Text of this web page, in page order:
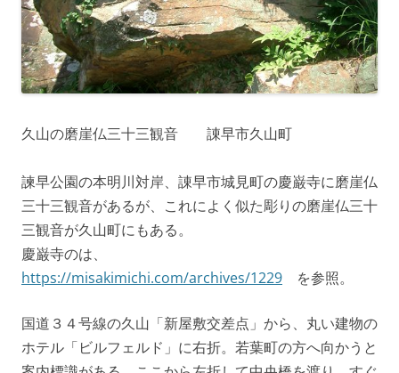
久山の磨崖仏三十三観音 諌早市久山町
諫早公園の本明川対岸、諌早市城見町の慶巌寺に磨崖仏
三十三観音があるが、これによく似た彫りの磨崖仏三十
三観音が久山町にもある。
慶巌寺のは、
https://misakimichi.com/archives/1229 を参照。
国道３４号線の久山「新屋敷交差点」から、丸い建物の
ホテル「ビルフェルド」に右折。若葉町の方へ向かうと